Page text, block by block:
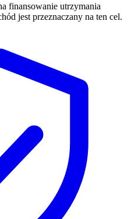
finansowanie utrzymania
jest przeznaczany na ten cel.